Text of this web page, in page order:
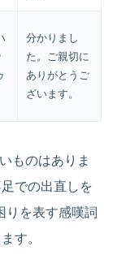
分かりまし
た。ご親切に
ありがとうご
ざいます。
ものはありま
での出直しを
りを表す感嘆詞
す。